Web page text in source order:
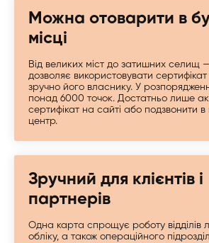
Можна отоварити в
місці
Від великих міст до затишних селищ
дозволяє використовувати
зручно його власнику. У
понад 6000 точок. Достатньо лише
сертифікат на сайті або подзвонити
центр.
Зручний для клієнтів і
партнерів
Одна карта спрощує роботу відділів
обліку, а також операційного